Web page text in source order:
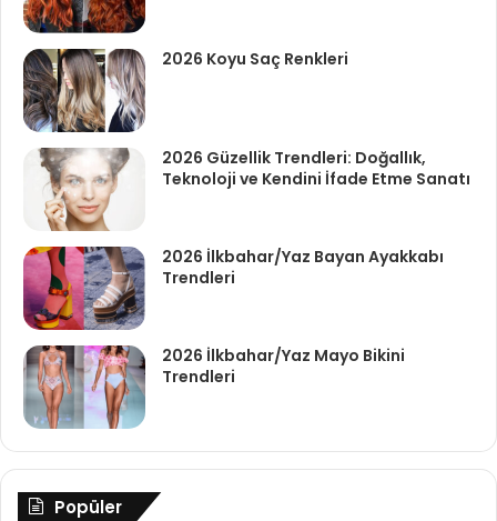
2026 Koyu Saç Renkleri
2026 Güzellik Trendleri: Doğallık,
Teknoloji ve Kendini İfade Etme Sanatı
2026 İlkbahar/Yaz Bayan Ayakkabı
Trendleri
2026 İlkbahar/Yaz Mayo Bikini
Trendleri
Popüler